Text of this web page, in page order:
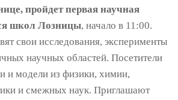
пройдет первая научная
школ Лозницы, начало в 11:00.
свои исследования, эксперименты
научных областей. Посетители
и модели из физики, химии,
и смежных наук. Приглашают